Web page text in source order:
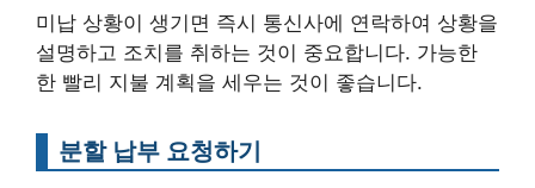
미납 상황이 생기면 즉시 통신사에 연락하여 상황을
설명하고 조치를 취하는 것이 중요합니다. 가능한
한 빨리 지불 계획을 세우는 것이 좋습니다.
분할 납부 요청하기